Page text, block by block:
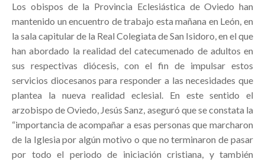
Los obispos de la Provincia Eclesiástica de Oviedo han
mantenido un encuentro de trabajo esta mañana en León, en
la sala capitular de la Real Colegiata de San Isidoro, en el que
han abordado la realidad del catecumenado de adultos en
sus respectivas diócesis, con el fin de impulsar estos
servicios diocesanos para responder a las necesidades que
plantea la nueva realidad eclesial. En este sentido el
arzobispo de Oviedo, Jesús Sanz, aseguró que se constata la
“importancia de acompañar a esas personas que marcharon
de la Iglesia por algún motivo o que no terminaron de pasar
por todo el periodo de iniciación cristiana, y también